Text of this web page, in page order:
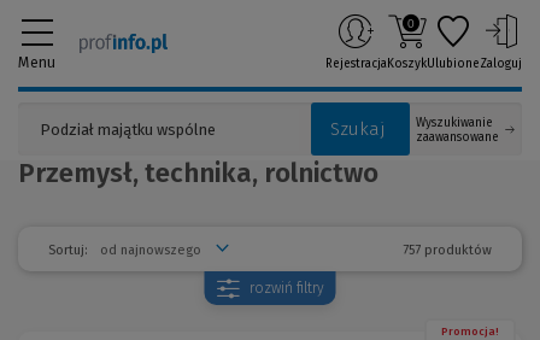
Menu
Szukaj
Wyszukiwanie
zaawansowane
Rejestracja
0
KoszykUlubioneZaloguj
Przemysł, technika, rolnictwo
Sortuj: 757 produktów
rozwiń filtry
Promocja!